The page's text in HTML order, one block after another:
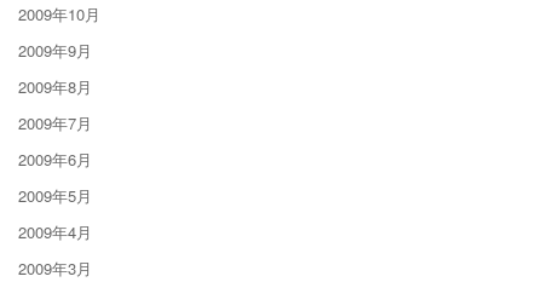
2009年10月
2009年9月
2009年8月
2009年7月
2009年6月
2009年5月
2009年4月
2009年3月